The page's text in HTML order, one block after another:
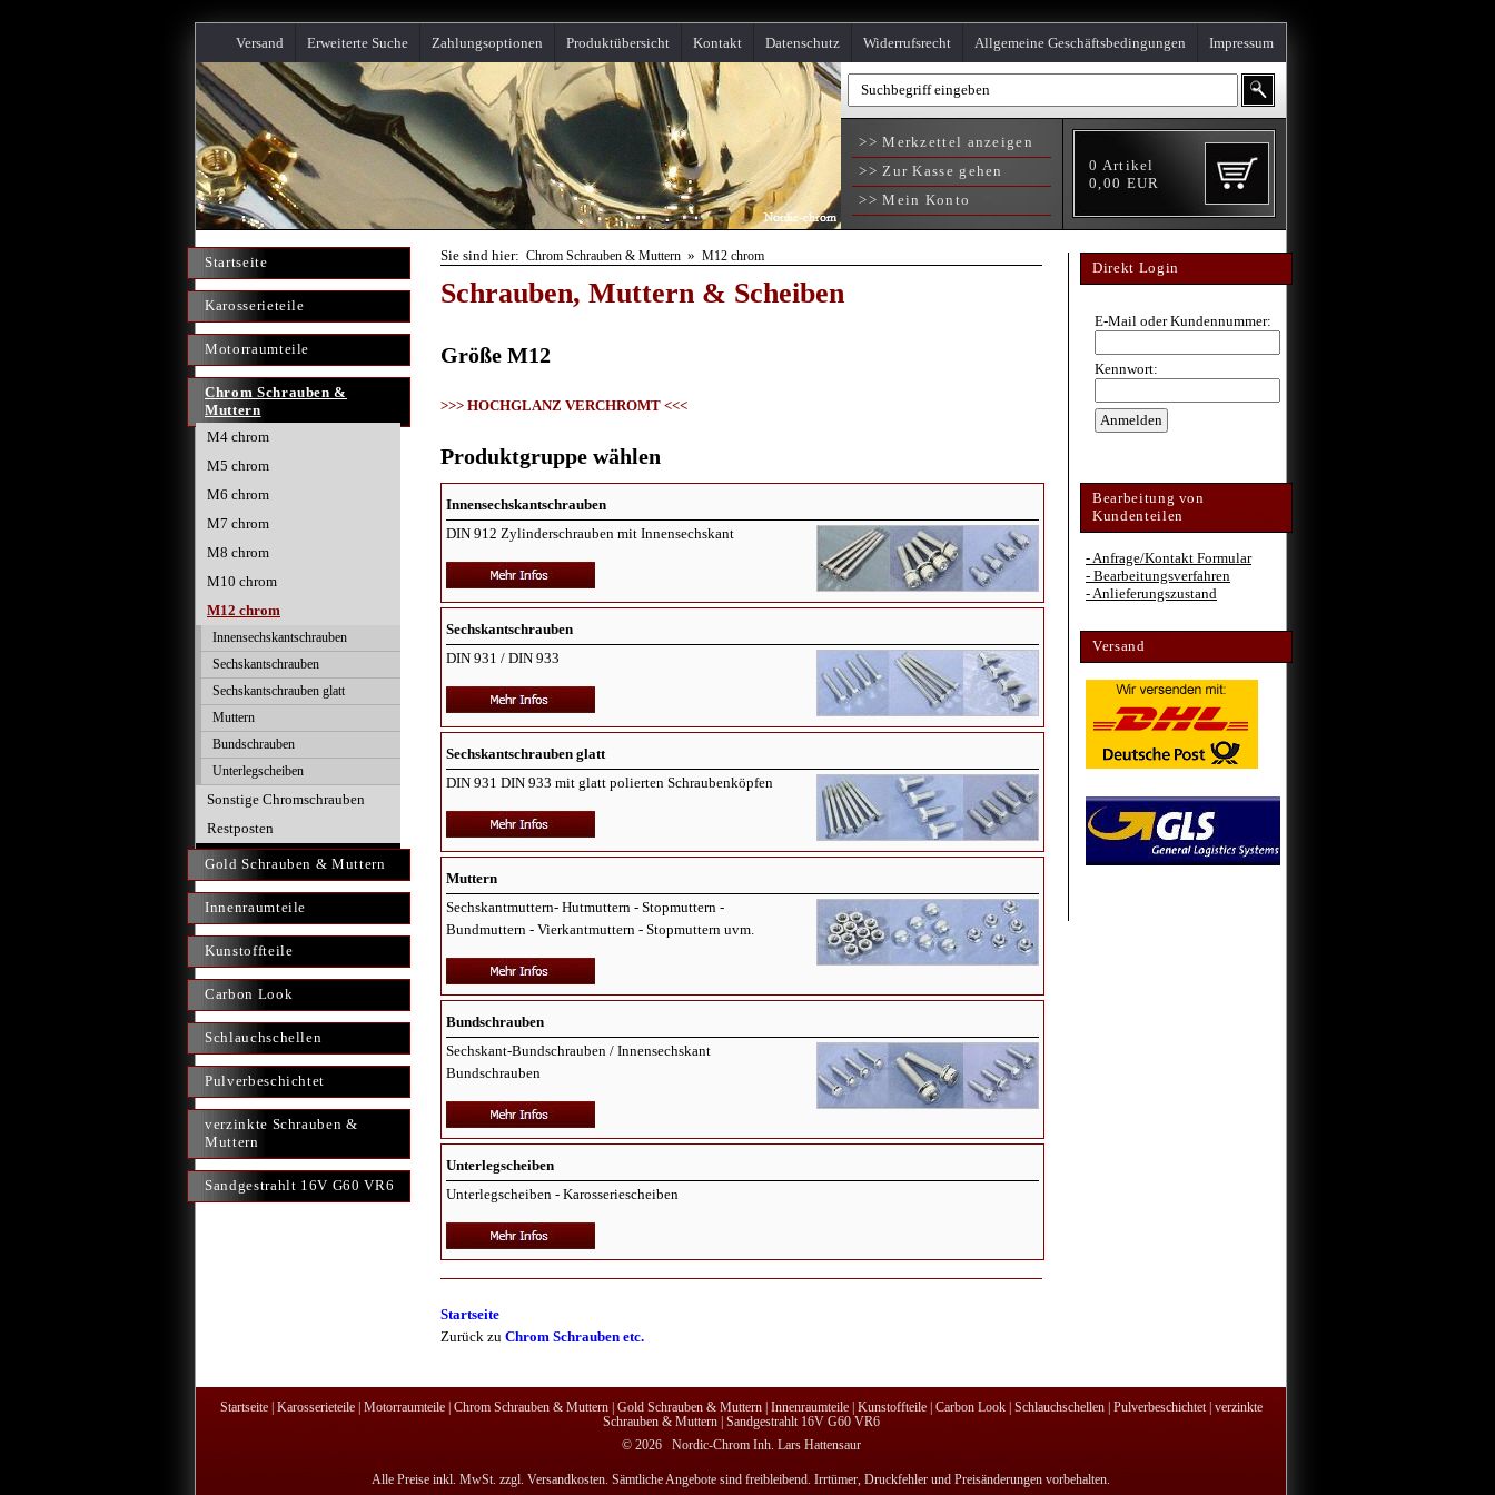
Impressum
Allgemeine Geschäftsbedingungen
Widerrufsrecht
Datenschutz
Kontakt
Produktübersicht
Zahlungsoptionen
Erweiterte Suche
Versand
>> Merkzettel anzeigen
>> Zur Kasse gehen
>> Mein Konto
0 Artikel
0,00 EUR
Startseite
Karosserieteile
Motorraumteile
Chrom Schrauben &
Muttern
M4 chrom
M5 chrom
M6 chrom
M7 chrom
M8 chrom
M10 chrom
M12 chrom
Innensechskantschrauben
Sechskantschrauben
Sechskantschrauben glatt
Muttern
Bundschrauben
Unterlegscheiben
Sonstige Chromschrauben
Restposten
Gold Schrauben & Muttern
Innenraumteile
Kunstoffteile
Carbon Look
Schlauchschellen
Pulverbeschichtet
verzinkte Schrauben &
Muttern
Sandgestrahlt 16V G60 VR6
Sie sind hier: Chrom Schrauben & Muttern » M12 chrom
Schrauben, Muttern & Scheiben
Größe M12
>>> HOCHGLANZ VERCHROMT <<<
Produktgruppe wählen
Innensechskantschrauben
DIN 912 Zylinderschrauben mit Innensechskant
Sechskantschrauben
DIN 931 / DIN 933
Sechskantschrauben glatt
DIN 931 DIN 933 mit glatt polierten Schraubenköpfen
Muttern
Sechskantmuttern- Hutmuttern - Stopmuttern -
Bundmuttern - Vierkantmuttern - Stopmuttern uvm.
Bundschrauben
Sechskant-Bundschrauben / Innensechskant
Bundschrauben
Unterlegscheiben
Unterlegscheiben - Karosseriescheiben
Startseite
Zurück zu Chrom Schrauben etc.
Direkt Login
E-Mail oder Kundennummer:
Kennwort:
Bearbeitung von
Kundenteilen
- Anfrage/Kontakt Formular
- Bearbeitungsverfahren
- Anlieferungszustand
Versand
Startseite| Karosserieteile| Motorraumteile| Chrom Schrauben & Muttern| Gold Schrauben & Muttern| Innenraumteile| Kunstoffteile| Carbon Look| Schlauchschellen| Pulverbeschichtet| verzinkte
Schrauben & Muttern| Sandgestrahlt 16V G60 VR6
© 2026 Nordic-Chrom Inh. Lars Hattensaur
Alle Preise inkl. MwSt. zzgl. Versandkosten. Sämtliche Angebote sind freibleibend. Irrtümer, Druckfehler und Preisänderungen vorbehalten.